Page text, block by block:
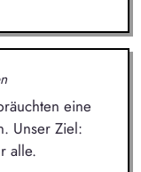
eine
Unser Ziel:
alle.